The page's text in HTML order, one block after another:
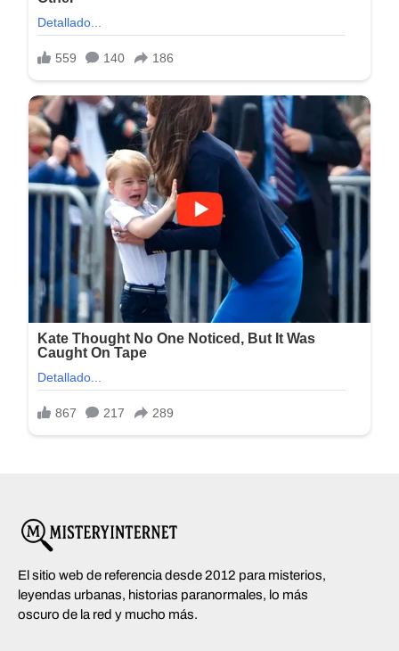
El sitio web de referencia desde 2012 para misterios,
leyendas urbanas, historias paranormales, lo más
oscuro de la red y mucho más.